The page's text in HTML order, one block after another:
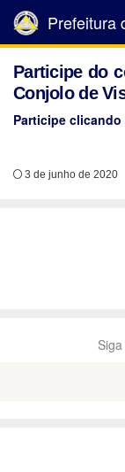
Prefeitura
Participe do
Conjolo de
Participe clicando
3 de junho de 2020